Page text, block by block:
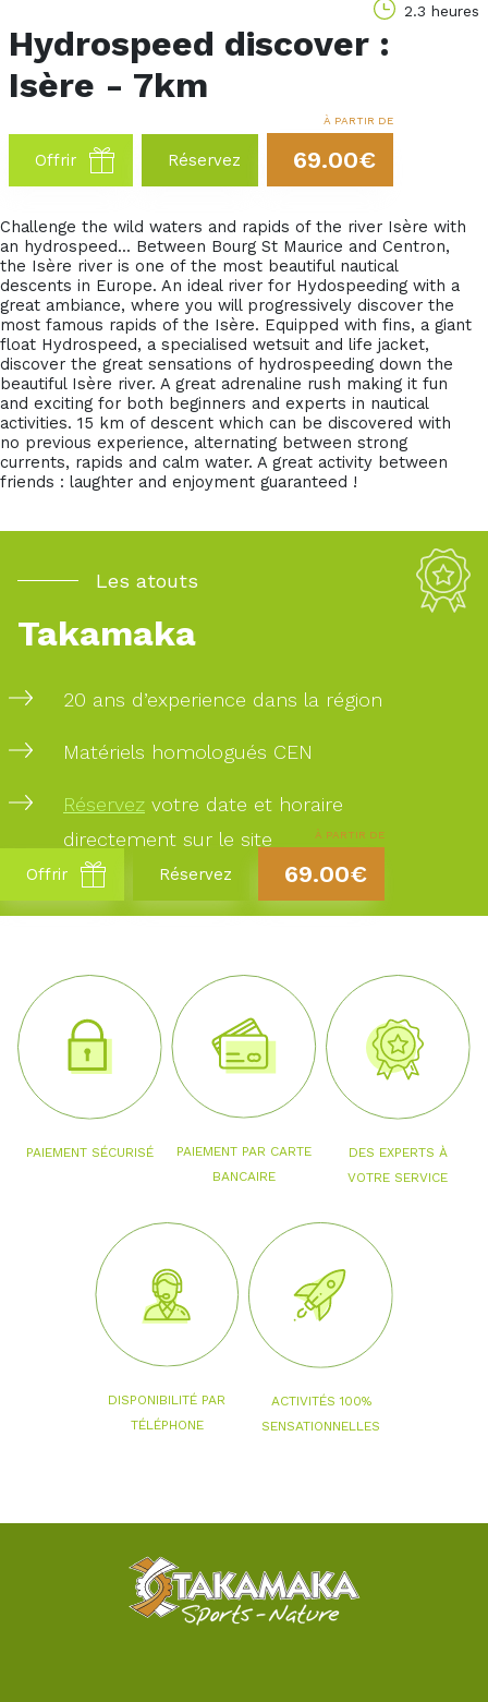
2.3 heures
Hydrospeed discover :
Isère - 7km
Offrir Réservez
À PARTIR DE
69.00€
Challenge the wild waters and rapids of the river Isère with
an hydrospeed... Between Bourg St Maurice and Centron,
the Isère river is one of the most beautiful nautical
descents in Europe. An ideal river for Hydospeeding with a
great ambiance, where you will progressively discover the
most famous rapids of the Isère. Equipped with fins, a giant
float Hydrospeed, a specialised wetsuit and life jacket,
discover the great sensations of hydrospeeding down the
beautiful Isère river. A great adrenaline rush making it fun
and exciting for both beginners and experts in nautical
activities. 15 km of descent which can be discovered with
no previous experience, alternating between strong
currents, rapids and calm water. A great activity between
friends : laughter and enjoyment guaranteed !
Les atouts
Takamaka
20 ans d’experience dans la région
Matériels homologués CEN
Réservez votre date et horaire
directement sur le site
Offrir Réservez
À PARTIR DE
69.00€
PAIEMENT SÉCURISÉ
PAIEMENT PAR CARTE
BANCAIRE
DES EXPERTS À
VOTRE SERVICE
DISPONIBILITÉ PAR
TÉLÉPHONE
ACTIVITÉS 100%
SENSATIONNELLES